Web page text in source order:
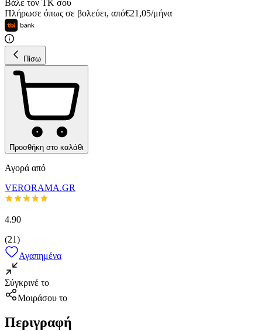
Βάλε τον ΤΚ σου
Πλήρωσε όπως σε βολεύει, από€21,05/μήνα
Πίσω
Προσθήκη στο καλάθι
Αγορά από
VERORAMA.GR
4.90
(21)
Αγαπημένα
Σύγκρινέ το
Μοιράσου το
Περιγραφή